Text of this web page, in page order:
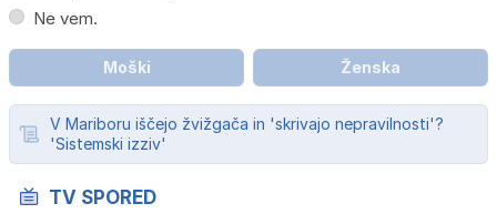
Ne vem.
Moški Ženska
V Mariboru iščejo žvižgača in 'skrivajo nepravilnosti'?
'Sistemski izziv'
TV SPORED